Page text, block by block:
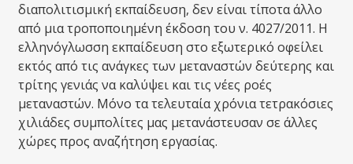
διαπολιτισμική εκπαίδευση, δεν είναι τίποτα άλλο
από μια τροποποιημένη έκδοση του ν. 4027/2011. Η
ελληνόγλωσση εκπαίδευση στο εξωτερικό οφείλει
εκτός από τις ανάγκες των μεταναστών δεύτερης και
τρίτης γενιάς να καλύψει και τις νέες ροές
μεταναστών. Μόνο τα τελευταία χρόνια τετρακόσιες
χιλιάδες συμπολίτες μας μετανάστευσαν σε άλλες
χώρες προς αναζήτηση εργασίας.